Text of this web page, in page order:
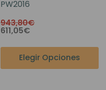
PW2016
943,80€
611,05€
Elegir Opciones